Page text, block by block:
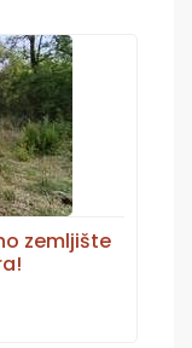
zemljište